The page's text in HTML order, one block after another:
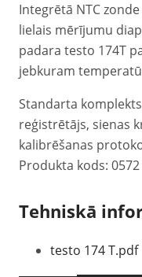
Integrētā NTC
lielais mērījumu
padara testo 174T
jebkuram
Standarta
reģistrētājs, sienas
kalibrēšanas
Produkta kods:
Tehniskā
testo 174 T.pdf